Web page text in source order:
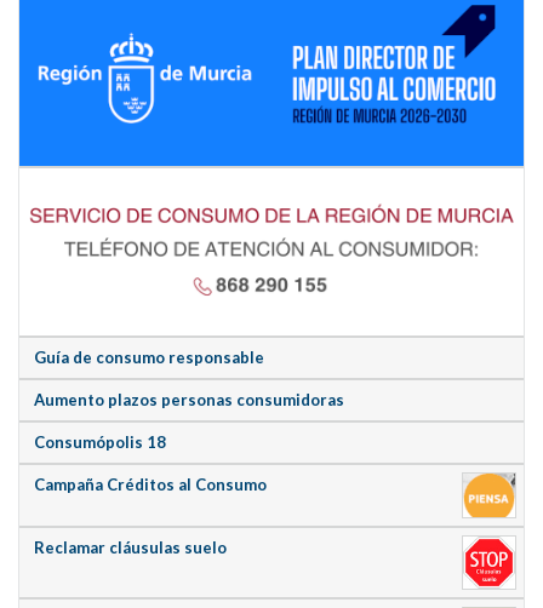
Guía de consumo responsable
Aumento plazos personas consumidoras
Consumópolis 18
Campaña Créditos al Consumo
Reclamar cláusulas suelo